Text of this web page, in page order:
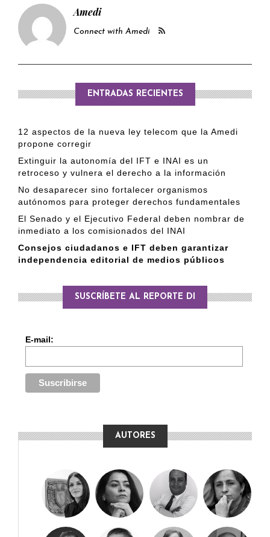
Amedi
Connect with Amedi
ENTRADAS RECIENTES
12 aspectos de la nueva ley telecom que la Amedi
propone corregir
Extinguir la autonomía del IFT e INAI es un
retroceso y vulnera el derecho a la información
No desaparecer sino fortalecer organismos
autónomos para proteger derechos fundamentales
El Senado y el Ejecutivo Federal deben nombrar de
inmediato a los comisionados del INAI
Consejos ciudadanos e IFT deben garantizar
independencia editorial de medios públicos
SUSCRÍBETE AL REPORTE DI
E-mail:
AUTORES